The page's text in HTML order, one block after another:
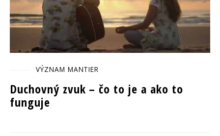
VÝZNAM MANTIER
Duchovný zvuk – čo to je a ako to
funguje